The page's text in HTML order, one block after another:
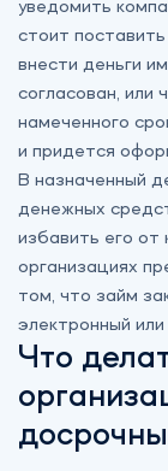
уведомить
стоит
внести деньги
согласован, или
намеченного
и придется
В назначенный
денежных
избавить его от
организациях
том, что займ
электронный
Что